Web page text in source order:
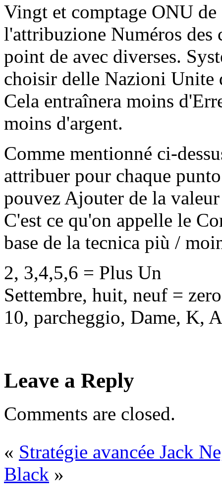
Vingt et comptage ONU de
l'attribuzione Numéros des
point de avec diverses.
choisir delle Nazioni Unite
Cela entraînera moins
moins d'argent.
Comme mentionné ci-
attribuer pour chaque
pouvez Ajouter de la
C'est ce qu'on appelle le
base de la tecnica più /
2, 3,4,5,6 = Plus Un
Settembre, huit, neuf = zero
10, parcheggio, Dame, K,
Leave a Reply
Comments are closed.
« Stratégie avancée Jack
Black »